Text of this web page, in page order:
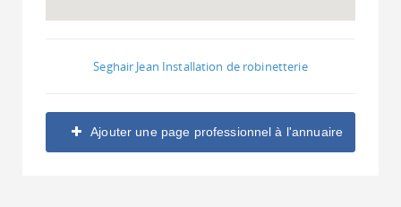
Seghair Jean Installation de robinetterie
Ajouter une page professionnel à l'annuaire